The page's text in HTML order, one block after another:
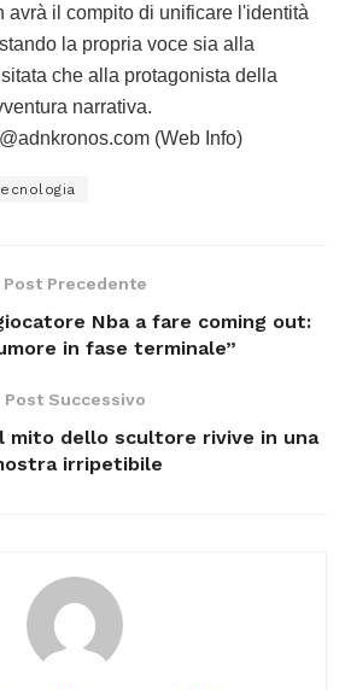
avrà il compito di unificare l'identità
la propria voce sia alla
che alla protagonista della
narrativa.
(Web Info)
Post Precedente
Nba a fare coming out:
in fase terminale”
Post Successivo
mito dello scultore rivive in una
irripetibile